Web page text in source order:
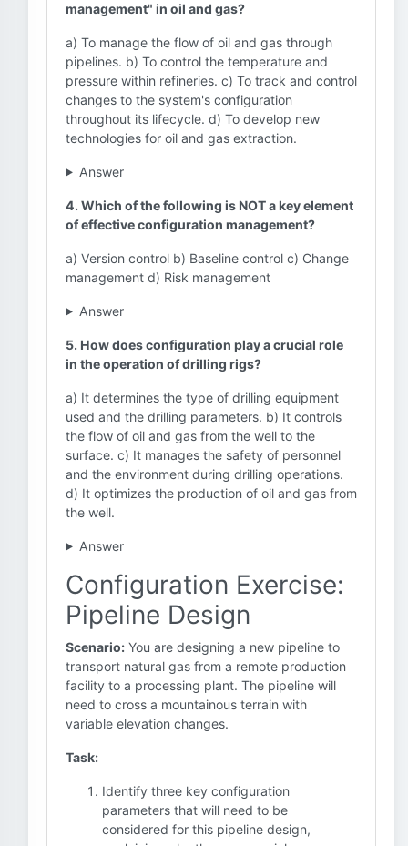
management" in oil and gas?
a) To manage the flow of oil and gas through
pipelines. b) To control the temperature and
pressure within refineries. c) To track and control
changes to the system's configuration
throughout its lifecycle. d) To develop new
technologies for oil and gas extraction.
Answer
4. Which of the following is NOT a key element
of effective configuration management?
a) Version control b) Baseline control c) Change
management d) Risk management
Answer
5. How does configuration play a crucial role
in the operation of drilling rigs?
a) It determines the type of drilling equipment
used and the drilling parameters. b) It controls
the flow of oil and gas from the well to the
surface. c) It manages the safety of personnel
and the environment during drilling operations.
d) It optimizes the production of oil and gas from
the well.
Answer
Configuration Exercise:
Pipeline Design
Scenario: You are designing a new pipeline to
transport natural gas from a remote production
facility to a processing plant. The pipeline will
need to cross a mountainous terrain with
variable elevation changes.
Task:
Identify three key configuration
parameters that will need to be
considered for this pipeline design,